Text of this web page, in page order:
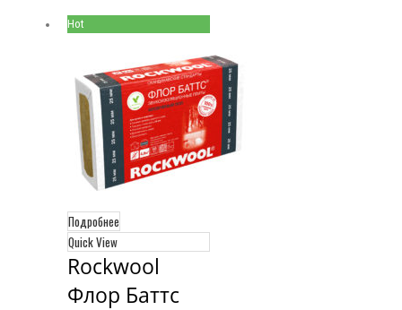
Hot
Подробнее
Quick View
Rockwool
Флор Баттс